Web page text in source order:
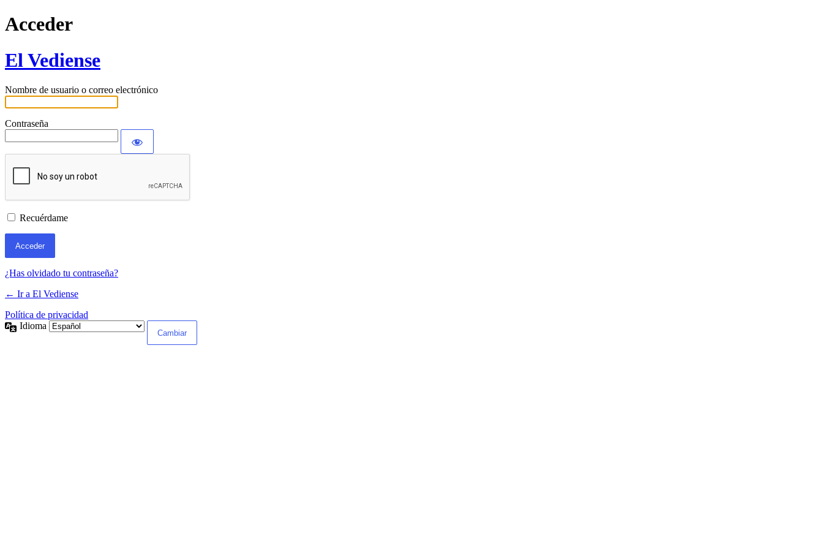
Acceder
El Vediense
Nombre de usuario o correo electrónico
Contraseña
Recuérdame
¿Has olvidado tu contraseña?
← Ir a El Vediense
Política de privacidad
Idioma